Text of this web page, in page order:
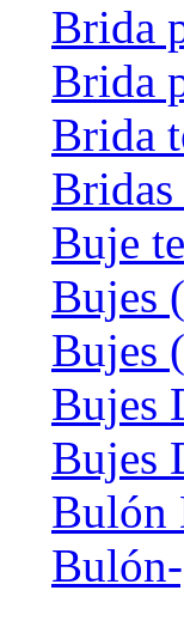
Brida
Brida
Brida
Bridas
Buje
Bujes
Bujes
Bujes
Bujes
Bulón